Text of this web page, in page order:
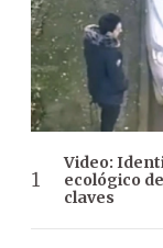
Video:
ecológico
claves